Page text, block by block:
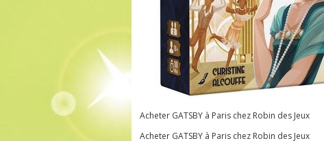
Acheter GATSBY à Paris chez Robin des Jeux
Acheter GATSBY à Paris chez Robin des Jeux